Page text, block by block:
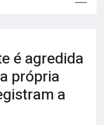
é agredida
própria
a